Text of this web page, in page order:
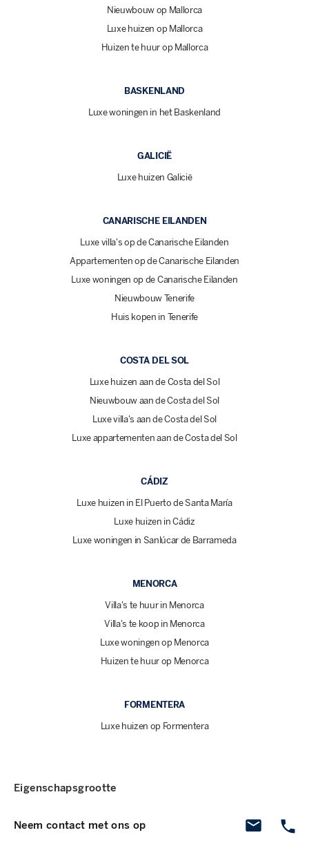
Nieuwbouw op Mallorca
Luxe huizen op Mallorca
Huizen te huur op Mallorca
BASKENLAND
Luxe woningen in het Baskenland
GALICIË
Luxe huizen Galicië
CANARISCHE EILANDEN
Luxe villa's op de Canarische Eilanden
Appartementen op de Canarische Eilanden
Luxe woningen op de Canarische Eilanden
Nieuwbouw Tenerife
Huis kopen in Tenerife
COSTA DEL SOL
Luxe huizen aan de Costa del Sol
Nieuwbouw aan de Costa del Sol
Luxe villa's aan de Costa del Sol
Luxe appartementen aan de Costa del Sol
CÁDIZ
Luxe huizen in El Puerto de Santa María
Luxe huizen in Cádiz
Luxe woningen in Sanlúcar de Barrameda
MENORCA
Villa's te huur in Menorca
Villa's te koop in Menorca
Luxe woningen op Menorca
Huizen te huur op Menorca
FORMENTERA
Luxe huizen op Formentera
Neem contact met ons op
Eigenschapsgrootte